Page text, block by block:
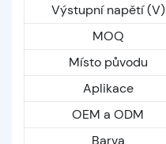
Výstupní napětí (V)
MOQ
Místo původu
Aplikace
OEM a ODM
Barva